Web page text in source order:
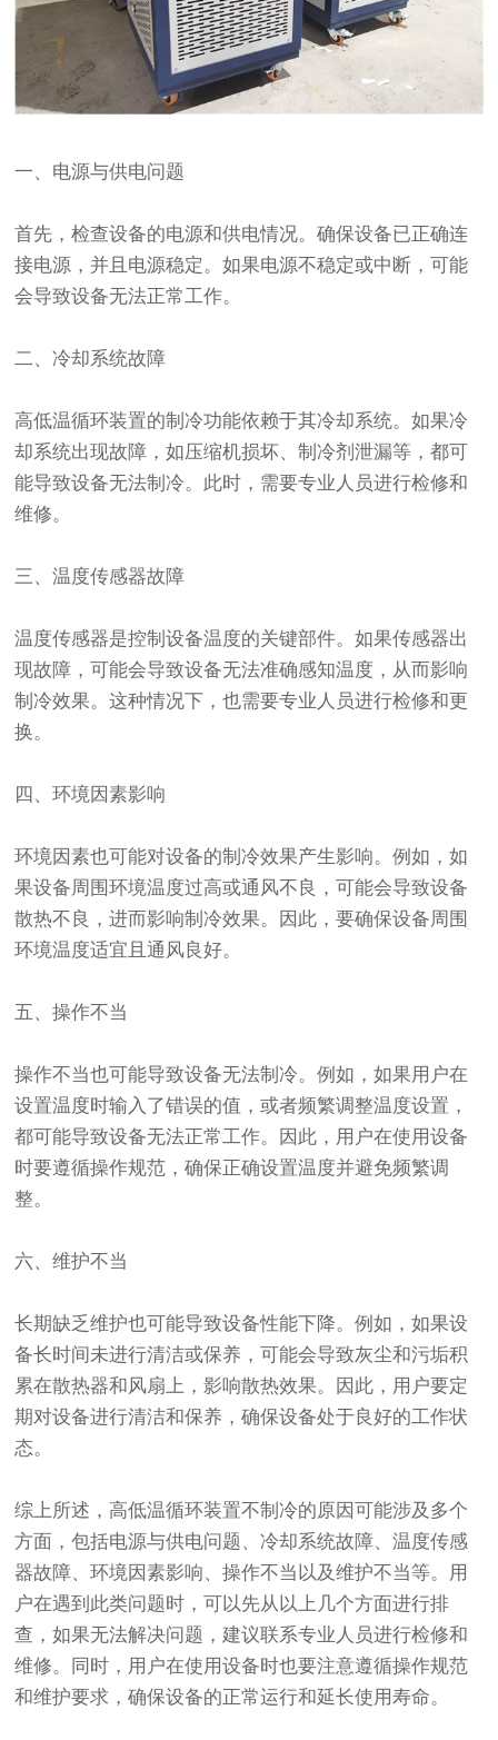
一、电源与供电问题
首先，检查设备的电源和供电情况。确保设备已正确连
接电源，并且电源稳定。如果电源不稳定或中断，可能
会导致设备无法正常工作。
二、冷却系统故障
高低温循环装置的制冷功能依赖于其冷却系统。如果冷
却系统出现故障，如压缩机损坏、制冷剂泄漏等，都可
能导致设备无法制冷。此时，需要专业人员进行检修和
维修。
三、温度传感器故障
温度传感器是控制设备温度的关键部件。如果传感器出
现故障，可能会导致设备无法准确感知温度，从而影响
制冷效果。这种情况下，也需要专业人员进行检修和更
换。
四、环境因素影响
环境因素也可能对设备的制冷效果产生影响。例如，如
果设备周围环境温度过高或通风不良，可能会导致设备
散热不良，进而影响制冷效果。因此，要确保设备周围
环境温度适宜且通风良好。
五、操作不当
操作不当也可能导致设备无法制冷。例如，如果用户在
设置温度时输入了错误的值，或者频繁调整温度设置，
都可能导致设备无法正常工作。因此，用户在使用设备
时要遵循操作规范，确保正确设置温度并避免频繁调
整。
六、维护不当
长期缺乏维护也可能导致设备性能下降。例如，如果设
备长时间未进行清洁或保养，可能会导致灰尘和污垢积
累在散热器和风扇上，影响散热效果。因此，用户要定
期对设备进行清洁和保养，确保设备处于良好的工作状
态。
综上所述，高低温循环装置不制冷的原因可能涉及多个
方面，包括电源与供电问题、冷却系统故障、温度传感
器故障、环境因素影响、操作不当以及维护不当等。用
户在遇到此类问题时，可以先从以上几个方面进行排
查，如果无法解决问题，建议联系专业人员进行检修和
维修。同时，用户在使用设备时也要注意遵循操作规范
和维护要求，确保设备的正常运行和延长使用寿命。